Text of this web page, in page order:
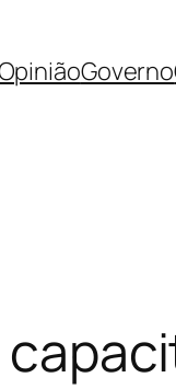
Governo